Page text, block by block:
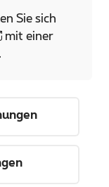
Sie sich
mit einer